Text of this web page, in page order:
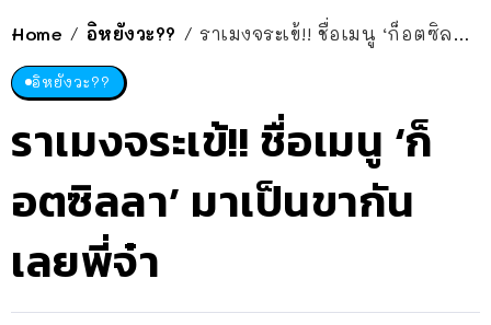
Home / อิหยังวะ?? / ราเมงจระเข้!! ชื่อเมนู ‘ก็อตซิลลา’ มาเป็นขากันเลยพี่จ๋า
อิหยังวะ??
ราเมงจระเข้!! ชื่อเมนู ‘ก็
อตซิลลา’ มาเป็นขากัน
เลยพี่จ๋า